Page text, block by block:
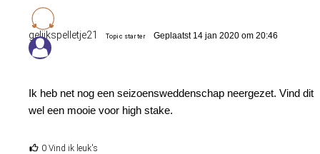
gelijkspelletje21 Topic starter Geplaatst 14 jan 2020 om 20:46
Ik heb net nog een seizoensweddenschap neergezet. Vind dit
wel een mooie voor high stake.
0 Vind ik leuk's